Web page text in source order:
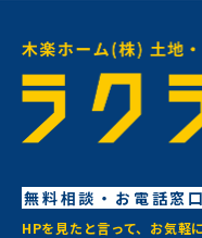
無料相談・お電話窓口
HPを見たと言って、お気軽